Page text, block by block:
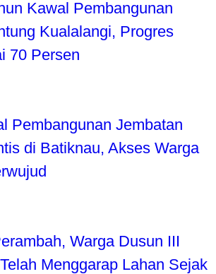
Kawal Pembangunan
Kualalangi, Progres
70 Persen
Pembangunan Jembatan
di Batiknau, Akses Warga
Warga Dusun III
Menggarap Lahan Sejak